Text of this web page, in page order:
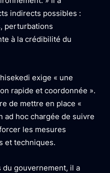
indirects possibles :
perturbations
à la crédibilité du
exige « une
rapide et coordonnée ».
de mettre en place «
ad hoc chargée de suivre
les mesures
et techniques.
gouvernement, il a